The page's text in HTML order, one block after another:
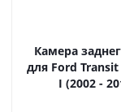
Камера
для Ford
I (2002 -